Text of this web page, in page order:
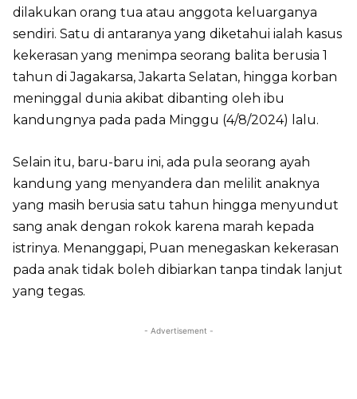
dilakukan orang tua atau anggota keluarganya
sendiri. Satu di antaranya yang diketahui ialah kasus
kekerasan yang menimpa seorang balita berusia 1
tahun di Jagakarsa, Jakarta Selatan, hingga korban
meninggal dunia akibat dibanting oleh ibu
kandungnya pada pada Minggu (4/8/2024) lalu.
Selain itu, baru-baru ini, ada pula seorang ayah
kandung yang menyandera dan melilit anaknya
yang masih berusia satu tahun hingga menyundut
sang anak dengan rokok karena marah kepada
istrinya. Menanggapi, Puan menegaskan kekerasan
pada anak tidak boleh dibiarkan tanpa tindak lanjut
yang tegas.
- Advertisement -